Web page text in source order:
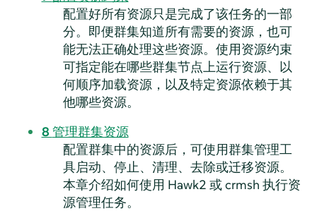
配置好所有资源只是完成了该任务的一部
分。即便群集知道所有需要的资源，也可
能无法正确处理这些资源。使用资源约束
可指定能在哪些群集节点上运行资源、以
何顺序加载资源，以及特定资源依赖于其
他哪些资源。
8 管理群集资源
配置群集中的资源后，可使用群集管理工
具启动、停止、清理、去除或迁移资源。
本章介绍如何使用 Hawk2 或 crmsh 执行资
源管理任务。